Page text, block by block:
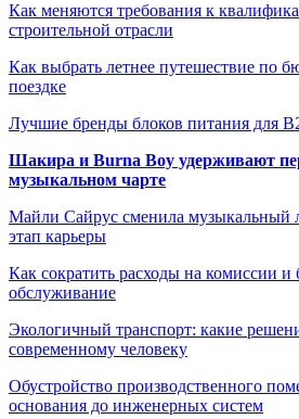
Как меняются требования к
строительной отрасли
Как выбрать летнее путешествие по
поездке
Лучшие бренды блоков питания для
Шакира и Burna Boy удерживают
музыкальном чарте
Майли Сайрус сменила музыкальный
этап карьеры
Как сократить расходы на комиссии и
обслуживание
Экологичный транспорт: какие
современному человеку
Обустройство производственного
основания до инженерных систем